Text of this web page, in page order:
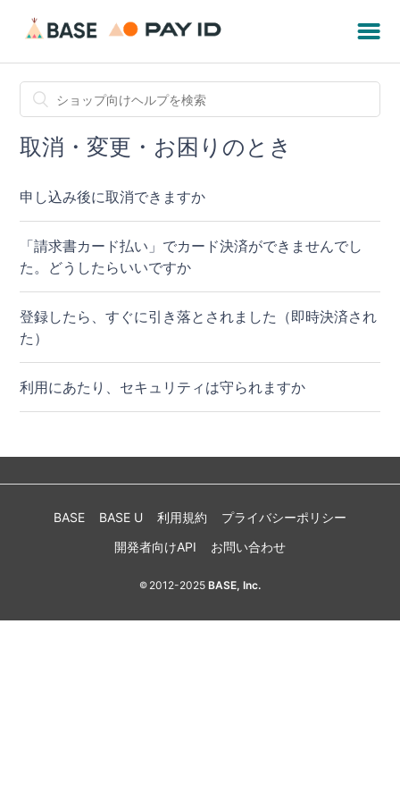
取消・変更・お困りのとき
申し込み後に取消できますか
「請求書カード払い」でカード決済ができませんでし
た。どうしたらいいですか
登録したら、すぐに引き落とされました（即時決済され
た）
利用にあたり、セキュリティは守られますか
BASE BASE U 利用規約
プライバシーポリシー
開発者向けAPI
お問い合わせ
© 2012-2025BASE, Inc.